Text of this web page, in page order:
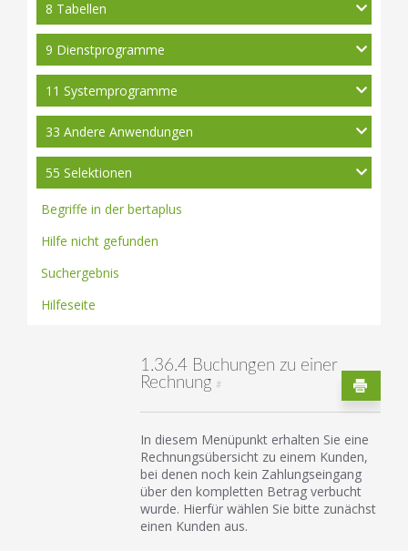
8 Tabellen
9 Dienstprogramme
11 Systemprogramme
33 Andere Anwendungen
55 Selektionen
Begriffe in der bertaplus
Hilfe nicht gefunden
Suchergebnis
Hilfeseite
1.36.4 Buchungen zu einer
Rechnung #
In diesem Menüpunkt erhalten Sie eine
Rechnungsübersicht zu einem Kunden,
bei denen noch kein Zahlungseingang
über den kompletten Betrag verbucht
wurde. Hierfür wählen Sie bitte zunächst
einen Kunden aus.